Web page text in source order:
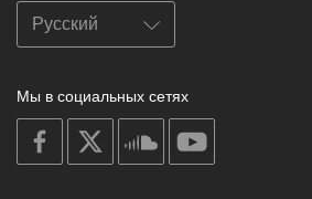
Мы в социальных сетях
on
facebook
soundcloud